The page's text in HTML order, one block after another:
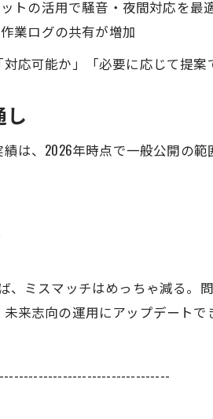
トの活用で騒音・夜間対応を最
業ログの共有が増加
応可能か」「必要に応じて提
し
は、2026年時点で一般公開の
、ミスマッチはめっちゃ減る
来志向の運用にアップデートで